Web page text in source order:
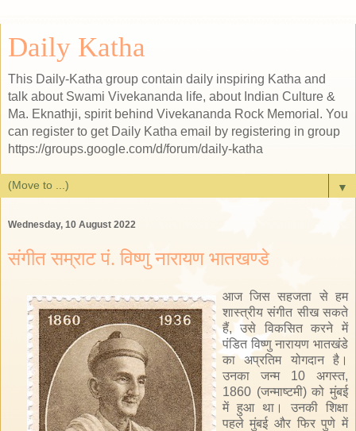
Daily Katha
This Daily-Katha group contain daily inspiring Katha and
talk about Swami Vivekananda life, about Indian Culture &
Ma. Eknathji, spirit behind Vivekananda Rock Memorial. You
can register to get Daily Katha email by registering in group
https://groups.google.com/d/forum/daily-katha
▼
Wednesday, 10 August 2022
संगीत सम्राट पं. विष्णु नारायण भातखण्डे
आज जिस सहजता से हम
शास्त्रीय संगीत सीख सकते
हैं, उसे विकसित करने में
पंडित विष्णु नारायण भातखंडे
का अप्रतिम योगदान है।
उनका जन्म 10 अगस्त,
1860 (जन्माष्टमी) को मुंबई
में हुआ था। उनकी शिक्षा
पहले मुंबई और फिर पुणे में